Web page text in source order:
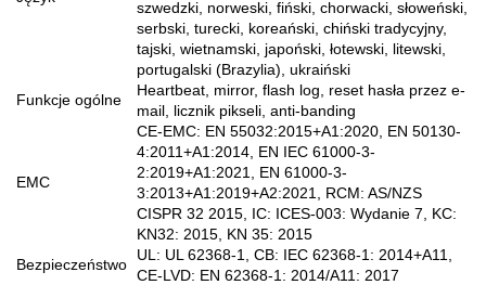
szwedzki, norweski, fiński, chorwacki, słoweński,
serbski, turecki, koreański, chiński tradycyjny,
tajski, wietnamski, japoński, łotewski, litewski,
portugalski (Brazylia), ukraiński
Funkcje ogólne
Heartbeat, mirror, flash log, reset hasła przez e-
mail, licznik pikseli, anti-banding
EMC
CE-EMC: EN 55032:2015+A1:2020, EN 50130-
4:2011+A1:2014, EN IEC 61000-3-
2:2019+A1:2021, EN 61000-3-
3:2013+A1:2019+A2:2021, RCM: AS/NZS
CISPR 32 2015, IC: ICES-003: Wydanie 7, KC:
KN32: 2015, KN 35: 2015
Bezpieczeństwo
UL: UL 62368-1, CB: IEC 62368-1: 2014+A11,
CE-LVD: EN 62368-1: 2014/A11: 2017